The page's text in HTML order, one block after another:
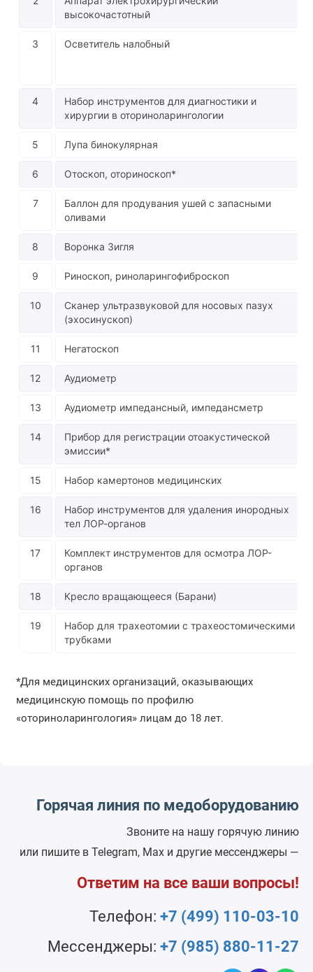
высокочастотный
3 Осветитель налобный
4
Набор инструментов для диагностики и
хирургии в оториноларингологии
5 Лупа бинокулярная
6 Отоскоп, оториноскоп*
7
Баллон для продувания ушей с запасными
оливами
8 Воронка Зигля
9 Риноскоп, риноларингофиброскоп
10
Сканер ультразвуковой для носовых пазух
(эхосинускоп)
11 Негатоскоп
12 Аудиометр
13 Аудиометр импедансный, импедансметр
14
Прибор для регистрации отоакустической
эмиссии*
15 Набор камертонов медицинских
16
Набор инструментов для удаления инородных
тел ЛОР-органов
17
Комплект инструментов для осмотра ЛОР-
органов
18 Кресло вращающееся (Барани)
19
Набор для трахеотомии с трахеостомическими
трубками
*Для медицинских организаций, оказывающих
медицинскую помощь по профилю
«оториноларингология» лицам до 18 лет.
Горячая линия по медоборудованию
Звоните на нашу горячую линию
или пишите в Telegram, Max и другие мессенджеры —
Ответим на все ваши вопросы!
Телефон: +7 (499) 110-03-10
Мессенджеры: +7 (985) 880-11-27